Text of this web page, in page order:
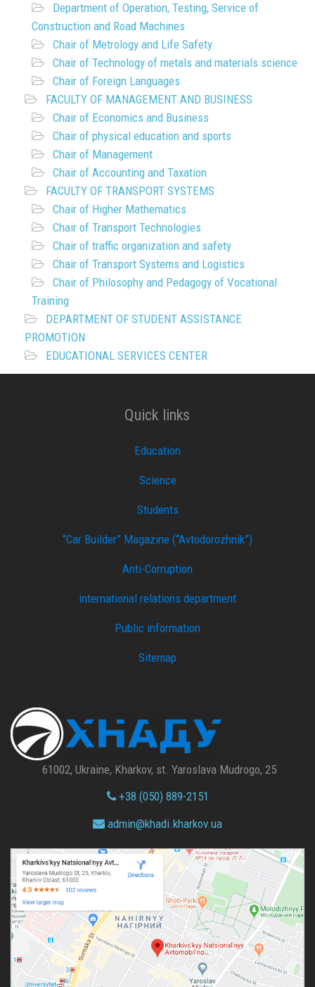
Department of Operation, Testing, Service of
Construction and Road Machines
Chair of Metrology and Life Safety
Chair of Technology of metals and materials science
Chair of Foreign Languages
FACULTY OF MANAGEMENT AND BUSINESS
Chair of Economics and Business
Chair of physical education and sports
Chair of Management
Chair of Accounting and Taxation
FACULTY OF TRANSPORT SYSTEMS
Chair of Higher Mathematics
Chair of Transport Technologies
Chair of traffic organization and safety
Chair of Transport Systems and Logistics
Chair of Philosophy and Pedagogy of Vocational
Training
DEPARTMENT OF STUDENT ASSISTANCE
PROMOTION
EDUCATIONAL SERVICES CENTER
Quick links
Education
Science
Students
“Car Builder” Magazine (“Avtodorozhnik”)
Anti-Corruption
international relations department
Public information
Sitemap
61002, Ukraine, Kharkov, st. Yaroslava Mudrogo, 25
+38 (050) 889-2151
admin@khadi.kharkov.ua